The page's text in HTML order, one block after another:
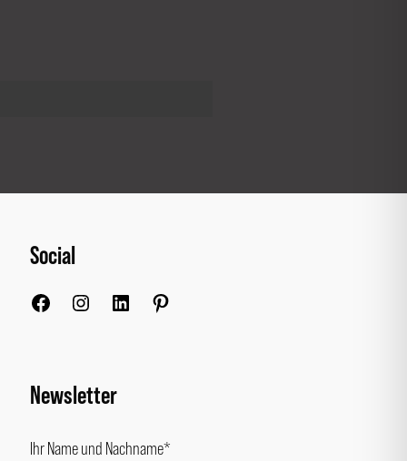
Social
Facebook
Newsletter
Ihr Name und Nachname*